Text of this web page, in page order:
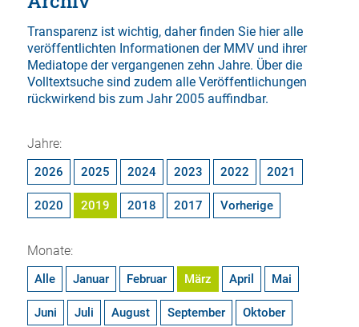
Transparenz ist wichtig, daher finden Sie hier alle
veröffentlichten Informationen der MMV und ihrer
Mediatope der vergangenen zehn Jahre. Über die
Volltextsuchesind zudem alle Veröffentlichungen
rückwirkend bis zum Jahr 2005 auffindbar.
Jahre:
2026 2025 2024 2023 2022 2021
2020 2019 2018 2017 Vorherige
Monate:
Alle Januar Februar März April Mai
Juni Juli August September Oktober